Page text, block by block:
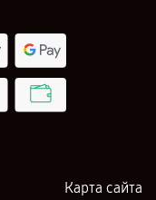
Карта сайта